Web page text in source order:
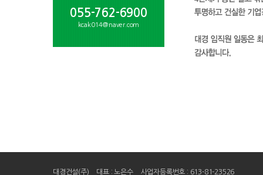
055-762-6900
kcak014@naver.com
대경건설(주) 대표 : 노은수
사업자등록번호 : 613-81-23526